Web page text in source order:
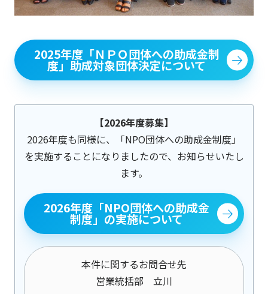
2025年度「ＮＰＯ団体への助成金制
度」助成対象団体決定について
【2026年度募集】
2026年度も同様に、「NPO団体への助成金制度」
を実施することになりましたので、お知らせいたし
ます。
2026年度「NPO団体への助成金
制度」の実施について
本件に関するお問合せ先
営業統括部 立川